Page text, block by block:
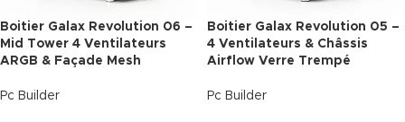
Boitier Galax Revolution 06 –
Mid Tower 4 Ventilateurs
ARGB & Façade Mesh
Pc Builder
Boitier Galax Revolution 05 –
4 Ventilateurs & Châssis
Airflow Verre Trempé
Pc Builder